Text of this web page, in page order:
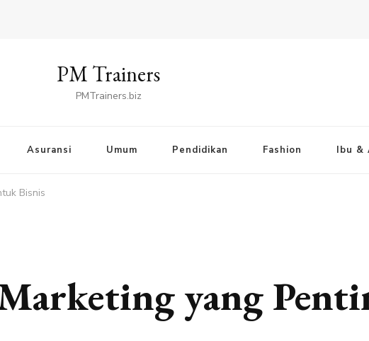
PM Trainers
PMTrainers.biz
Asuransi Umum Pendidikan Fashion Ibu &
Bisnis
yang